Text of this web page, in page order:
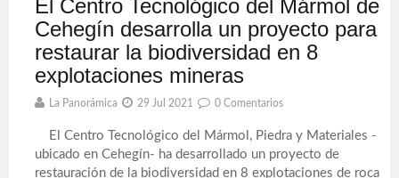
El Centro Tecnológico del Mármol de
Cehegín desarrolla un proyecto para
restaurar la biodiversidad en 8
explotaciones mineras
La Panorámica 29 Jul 2021 0 Comentarios
El Centro Tecnológico del Mármol, Piedra y Materiales -
ubicado en Cehegín- ha desarrollado un proyecto de
restauración de la biodiversidad en 8 explotaciones de roca